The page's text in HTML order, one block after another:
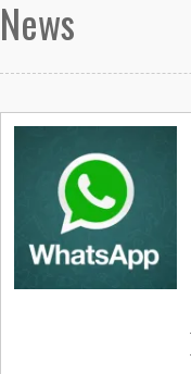
News